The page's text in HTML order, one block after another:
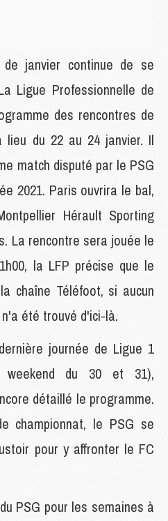
janvier continue de se
Ligue Professionnelle de
des rencontres de
lieu du 22 au 24 janvier. Il
match disputé par le PSG
2021. Paris ouvrira le bal,
Hérault Sporting
La rencontre sera jouée le
la LFP précise que le
chaîne Téléfoot, si aucun
été trouvé d'ici-là.
journée de Ligue 1
du 30 et 31),
détaillé le programme.
championnat, le PSG se
pour y affronter le FC
PSG pour les semaines à